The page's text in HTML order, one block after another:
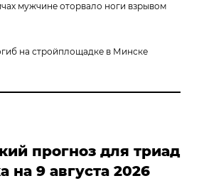
мужчине оторвало ноги взрывом
на стройплощадке в Минске
прогноз для триад
на 9 августа 2026